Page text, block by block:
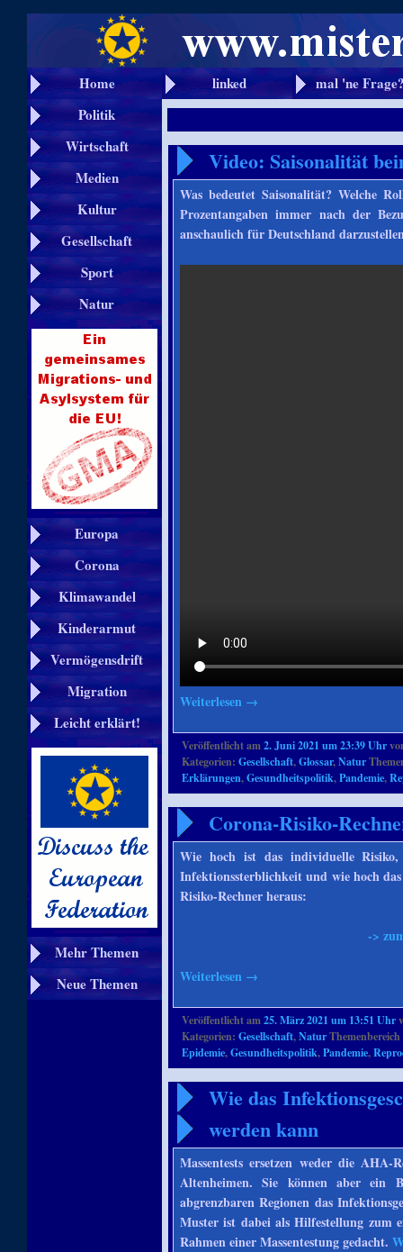
Home linked
mal 'ne
Politik
Wirtschaft
Medien
Kultur
Gesellschaft
Sport
Natur
Europa
Corona
Klimawandel
Kinderarmut
Vermögensdrift
Migration
Leicht erklärt!
Mehr Themen
Neue Themen
Video: Saisonalität
Was bedeutet Saisonalität? Welche
Prozentangaben immer nach der
anschaulich für Deutschland
Weiterlesen →
Veröffentlicht am2. Juni 2021 um 23:39 Uhr
Kategorien:Gesellschaft,Glossar,Natur
Erklärungen,Gesundheitspolitik,Pandemie,
Corona-Risiko-
Wie hoch ist das individuelle
Infektionssterblichkeit und wie hoch
Risiko-Rechner heraus:
->
Weiterlesen →
Veröffentlicht am25. März 2021 um 13:51 Uhr
Kategorien:Gesellschaft,Natur
Epidemie,Gesundheitspolitik,Pandemie,
Wie das
werden kann
Massentests ersetzen weder die
Altenheimen. Sie können aber ein
abgrenzbaren Regionen das
Muster ist dabei als Hilfestellung zum
Rahmen einer Massentestung gedacht.